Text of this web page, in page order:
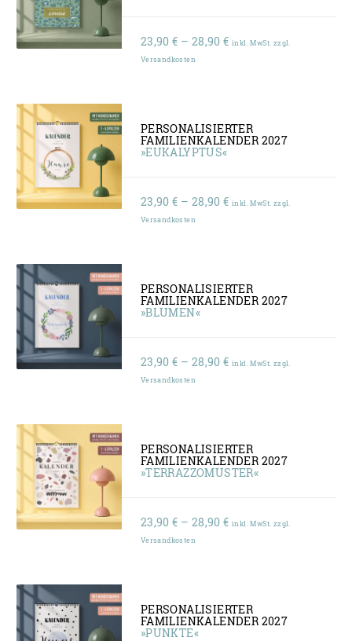
23,90€ – 28,90€Preisspanne:
inkl. MwSt. zzgl.
Versandkosten
PERSONALISIERTER
FAMILIENKALENDER 2027
»EUKALYPTUS«
23,90€ – 28,90€Preisspanne:
inkl. MwSt. zzgl.
Versandkosten
PERSONALISIERTER
FAMILIENKALENDER 2027
»BLUMEN«
23,90€ – 28,90€Preisspanne:
inkl. MwSt. zzgl.
Versandkosten
PERSONALISIERTER
FAMILIENKALENDER 2027
»TERRAZZOMUSTER«
23,90€ – 28,90€Preisspanne:
inkl. MwSt. zzgl.
Versandkosten
PERSONALISIERTER
FAMILIENKALENDER 2027
»PUNKTE«